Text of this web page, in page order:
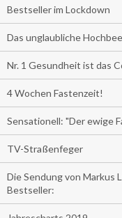
Bestseller im Lockdown
Das unglaubliche
Nr. 1 Gesundheit ist das
4 Wochen Fastenzeit!
Sensationell: "Der ewige
TV-Straßenfeger
Die Sendung von Markus
Bestseller: